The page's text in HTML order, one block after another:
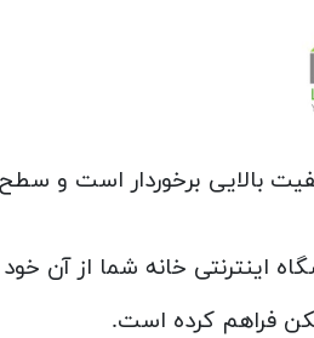
بالایی برخوردار است و
اینترنتی خانه شما از آن
فراهم کرده است.